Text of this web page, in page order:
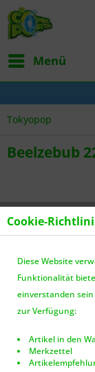
Menü
Tokyopop
Beelzebub
Dieser
Cookie-
Diese Website
Funktionalität
einverstanden
zur Verfügung:
Artikel in den
Merkzettel